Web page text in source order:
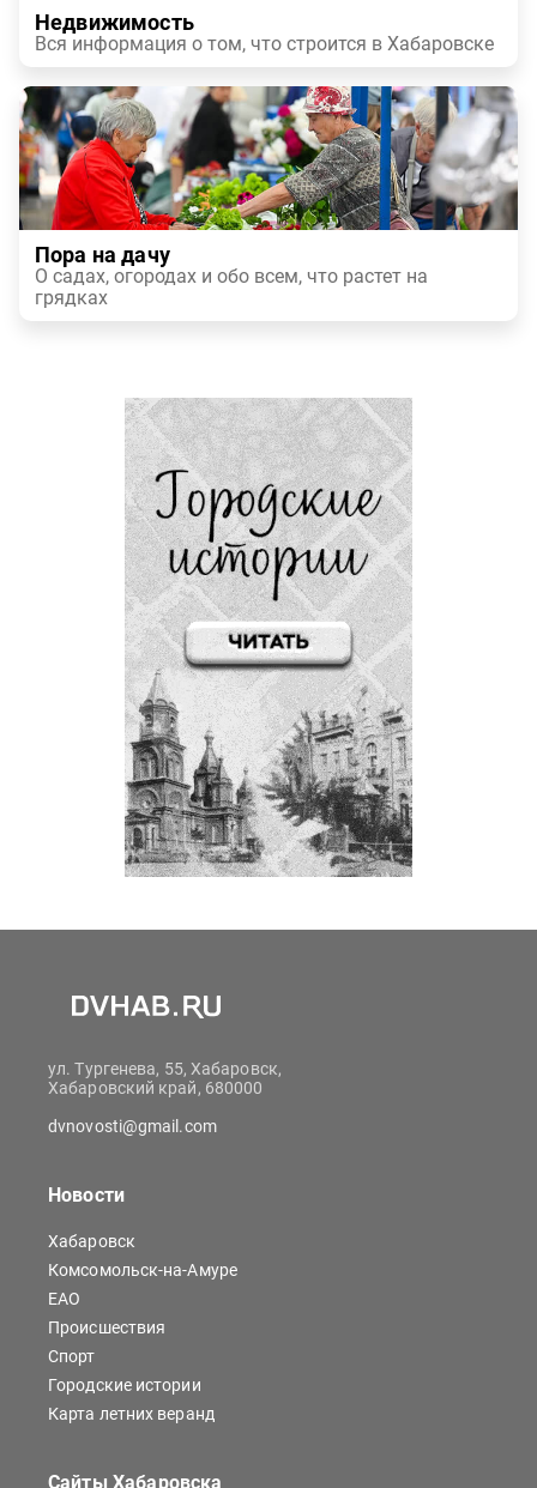
Недвижимость
Вся информация о том, что строится в Хабаровске
Пора на дачу
О садах, огородах и обо всем, что растет на
грядках
ул. Тургенева, 55, Хабаровск,
Хабаровский край, 680000
dvnovosti@gmail.com
Новости
Хабаровск
Комсомольск-на-Амуре
ЕАО
Происшествия
Спорт
Городские истории
Карта летних веранд
Сайты Хабаровска